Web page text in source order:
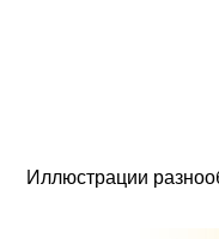
Иллюстрации